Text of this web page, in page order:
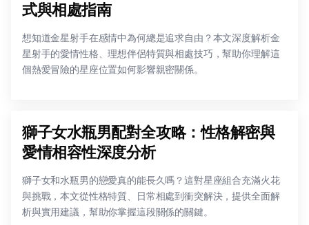
式與相處指南
想知道金星射手在感情中為何總是追求自由？本文深度解析金
星射手的愛情性格、理想伴侶特質與相處技巧，幫助你理解這
個熱愛冒險的星座位置如何影響親密關係。
獅子女水瓶男配對全攻略：性格解密與
愛情相容性深度分析
獅子女和水瓶男的戀愛真的能長久嗎？這對星座組合充滿火花
與挑戰，本文從性格特質、日常相處到衝突解決，提供全面解
析與實用建議，幫助你掌握這段關係的關鍵。